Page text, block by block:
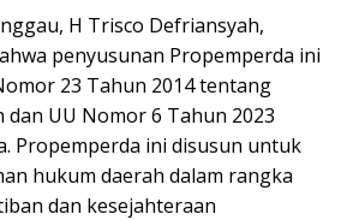
H Trisco Defriansyah,
penyusunan Propemperda ini
23 Tahun 2014 tentang
dan UU Nomor 6 Tahun 2023
Propemperda ini disusun untuk
hukum daerah dalam rangka
dan kesejahteraan